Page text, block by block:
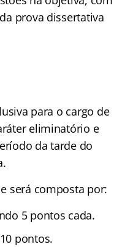
prova dissertativa
para o cargo de
eliminatório e
da tarde do
será composta por:
5 pontos cada.
pontos.